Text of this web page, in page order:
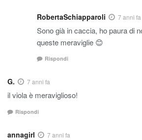
RobertaSchiapparoli 7 anni fa
Sono già in caccia, ho paura di
queste meraviglie 😊
Rispondi
G. 7 anni fa
il viola è meraviglioso!
Rispondi
annagirl 7 anni fa